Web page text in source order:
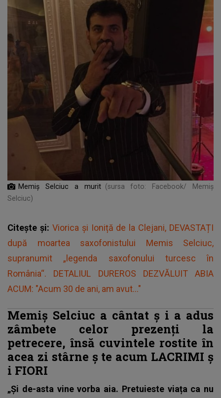
Memiș Selciuc a murit (sursa foto: Facebook/ Memiș
Selciuc)
Citește și: Viorica și Ioniță de la Clejani, DEVASTAȚI
după moartea saxofonistului Memis Selciuc,
supranumit „legenda saxofonului turcesc în
România“. DETALIUL DUREROS DEZVĂLUIT ABIA
ACUM: "Acum 30 de ani, am avut..."
Memiș Selciuc a cântat ș i a adus
zâmbete celor prezenți la
petrecere, însă cuvintele rostite în
acea zi stârne ș te acum LACRIMI ș
i FIORI
„Și de-asta vine vorba aia. Pretuieste viața ca nu